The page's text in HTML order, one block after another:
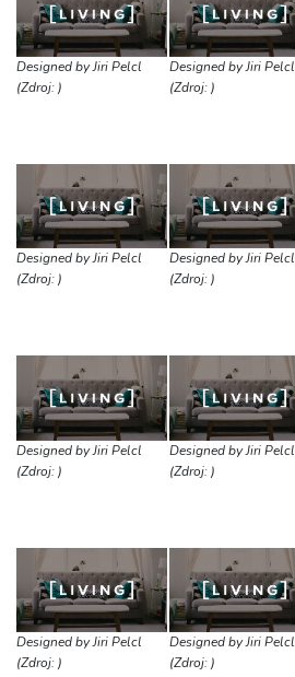
Designed by Jiri Pelcl
(Zdroj: )
Designed by Jiri Pelcl
(Zdroj: )
Designed by Jiri Pelcl
(Zdroj: )
Designed by Jiri Pelcl
(Zdroj: )
Designed by Jiri Pelcl
(Zdroj: )
Designed by Jiri Pelcl
(Zdroj: )
Designed by Jiri Pelcl
(Zdroj: )
Designed by Jiri Pelcl
(Zdroj: )